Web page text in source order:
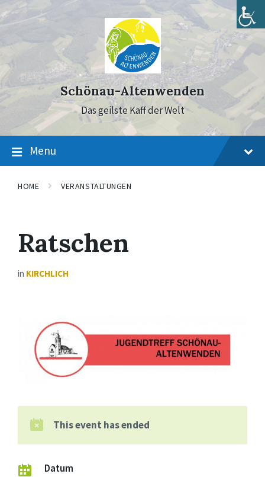
to
content
to
main
navigation
to
footer
Schönau-Altenwenden
Das geilste Kaff der Welt
Menu
HOME VERANSTALTUNGEN
Ratschen
in KIRCHLICH
This event has ended
Datum